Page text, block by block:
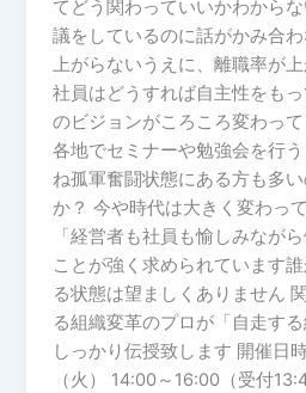
離
職
を
防
止
す
る
方
と
は！
てどう関わっていいかわから
議をしているのに話がかみ合
上がらないうえに、離職率が
社員はどうすれば自主性をも
のビジョンがころころ変わっ
各地でセミナーや勉強会を行
ね孤軍奮闘状態にある方も多
か？ 今や時代は大きく変わっ
「経営者も社員も愉しみなが
ことが強く求められています
る状態は望ましくありません
る組織変革のプロが「自走す
しっかり伝授致します 開催日
（火） 14:00～16:00（受付
織
創
り
の
コ
ツ
を
学
ぶ
～
in
大
阪